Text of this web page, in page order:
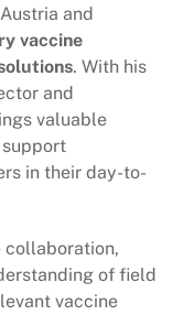
and
vaccine
. With his
and
valuable
in their day-to-
collaboration,
of field
vaccine